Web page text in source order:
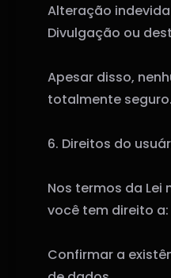
Alteração indevida
Divulgação ou
Apesar disso,
totalmente seguro.
6. Direitos do
Nos termos da Lei
você tem direito a:
Confirmar a